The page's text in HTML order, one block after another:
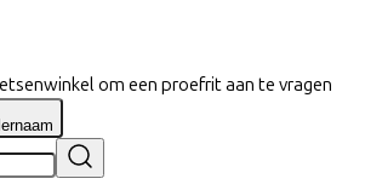
om een proefrit aan te vragen